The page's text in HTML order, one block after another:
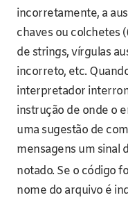
incorretamente, a
chaves ou colchetes (
de strings, vírgulas
incorreto, etc.
interpretador
instrução de onde o
uma sugestão de
mensagens um sinal
notado. Se o código
nome do arquivo é